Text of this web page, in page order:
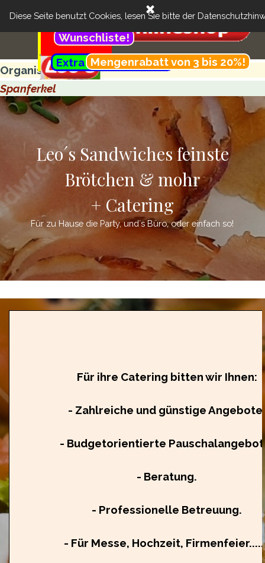
Diese Seite benutzt Cookies, lesen Sie bitte der
Suchen
..........
Menü überspringen
Cart:
Extra günstig- Menü!
Wunschliste!
Feinste Brötchen & more + Catering
..Kundenbereich:
Menü überspringen
.............................................
Mengenrabatt von 3 bis 20%!
Organisation
Spanferkel
Leo´s Sandwiches feinste
Brötchen & mohr
+ Catering
Für zu Hause die Party, und´s Büro, oder einfach so!
Für ihre Catering bitten wir Ihnen:
- Zahlreiche und günstige Angebote.
- Budgetorientierte
- Beratung.
- Professionelle Betreuung.
- Für Messe, Hochzeit,